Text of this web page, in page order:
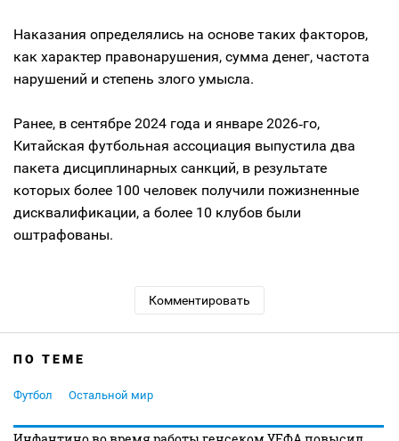
Наказания определялись на основе таких факторов,
как характер правонарушения, сумма денег, частота
нарушений и степень злого умысла.
Ранее, в сентябре 2024 года и январе 2026‑го,
Китайская футбольная ассоциация выпустила два
пакета дисциплинарных санкций, в результате
которых более 100 человек получили пожизненные
дисквалификации, а более 10 клубов были
оштрафованы.
Комментировать
ПО ТЕМЕ
Футбол Остальной мир